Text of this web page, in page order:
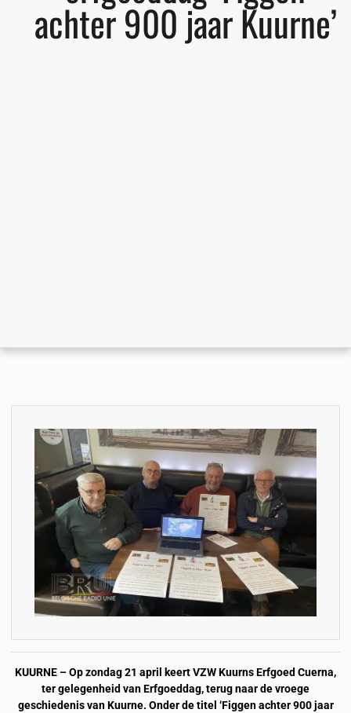
achter 900 jaar Kuurne’
KUURNE – Op zondag 21 april keert VZW Kuurns Erfgoed Cuerna,
ter gelegenheid van Erfgoeddag, terug naar de vroege
geschiedenis van Kuurne. Onder de titel ‘Figgen achter 900 jaar